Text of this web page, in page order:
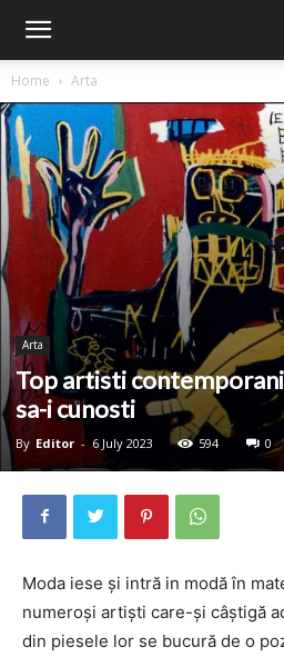
Home Arta
Arta
Top artisti
sa-i cunosti
By Editor - 6 July 2023 594 0
Moda iese și intră in modă în
numeroși artiști care-și câștigă
din piesele lor se bucură de o